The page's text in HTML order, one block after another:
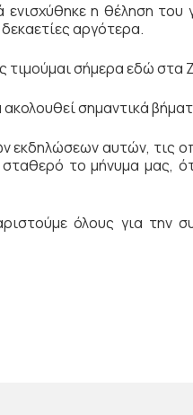
ενισχύθηκε η θέληση
αργότερα.
τιμούμαι σήμερα εδώ στα
σημαντικά
εκδηλώσεων αυτών, τις
σταθερό το μήνυμα μας,
όλους για την